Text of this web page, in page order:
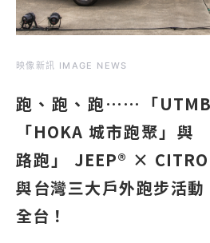
映像新訊 IMAGE NEWS
跑、跑、跑……「UTMB
「HOKA 城市跑聚」與
路跑」 JEEP® ×
與台灣三大戶外跑步活
全台！